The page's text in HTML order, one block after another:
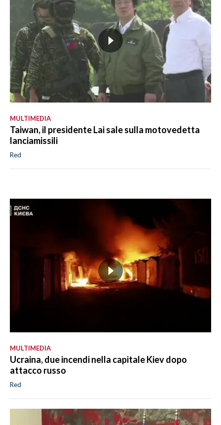
MULTIMEDIA
Taiwan, il presidente Lai sale sulla motovedetta
lanciamissili
Red
MULTIMEDIA
Ucraina, due incendi nella capitale Kiev dopo
attacco russo
Red